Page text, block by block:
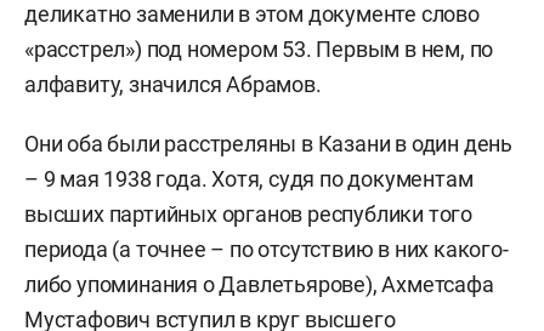
деликатно заменили в этом документе слово
«расстрел») под номером 53. Первым в нем, по
алфавиту, значился Абрамов.
Они оба были расстреляны в Казани в один день
– 9 мая 1938 года. Хотя, судя по документам
высших партийных органов республики того
периода (а точнее – по отсутствию в них какого-
либо упоминания о Давлетьярове), Ахметсафа
Мустафович вступил в круг высшего